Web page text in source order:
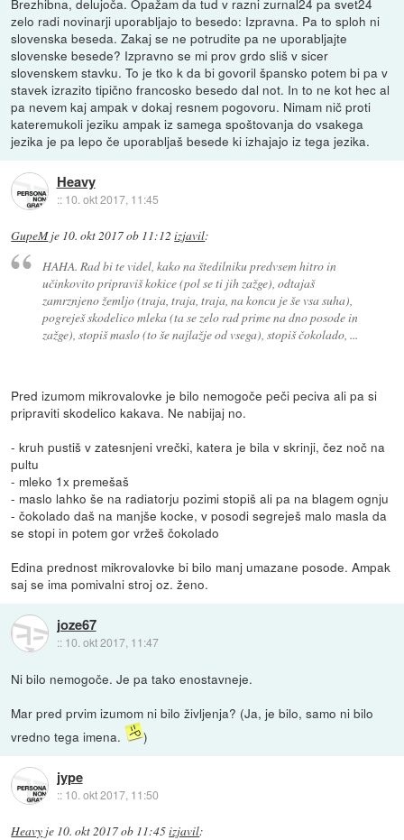
zelo radi novinarji uporabljajo to besedo: Izpravna. Pa to sploh ni
slovenska beseda. Zakaj se ne potrudite pa ne uporabljajte
slovenske besede? Izpravno se mi prov grdo sliš v sicer
slovenskem stavku. To je tko k da bi govoril špansko potem bi pa v
stavek izrazito tipično francosko besedo dal not. In to ne kot hec al
pa nevem kaj ampak v dokaj resnem pogovoru. Nimam nič proti
kateremukoli jeziku ampak iz samega spoštovanja do vsakega
jezika je pa lepo če uporabljaš besede ki izhajajo iz tega jezika.
Heavy
:: 10. okt 2017, 11:45
GupeMje 10. okt 2017 ob 11:12 izjavil:
HAHA. Rad bi te videl, kako na štedilniku predvsem hitro in
učinkovito pripraviš kokice (pol se ti jih zažge), odtajaš
zamrznjeno žemljo (traja, traja, traja, na koncu je še vsa suha),
pogreješ skodelico mleka (ta se zelo rad prime na dno posode in
zažge), stopiš maslo (to še najlažje od vsega), stopiš čokolado, ...
Pred izumom mikrovalovke je bilo nemogoče peči peciva ali pa si
pripraviti skodelico kakava. Ne nabijaj no.
- kruh pustiš v zatesnjeni vrečki, katera je bila v skrinji, čez noč na
pultu
- mleko 1x premešaš
- maslo lahko še na radiatorju pozimi stopiš ali pa na blagem ognju
- čokolado daš na manjše kocke, v posodi segreješ malo masla da
se stopi in potem gor vržeš čokolado
Edina prednost mikrovalovke bi bilo manj umazane posode. Ampak
saj se ima pomivalni stroj oz. ženo.
joze67
:: 10. okt 2017, 11:47
Ni bilo nemogoče. Je pa tako enostavneje.
Mar pred prvim izumom ni bilo življenja? (Ja, je bilo, samo ni bilo
vredno tega imena.
)
jype
:: 10. okt 2017, 11:50
Heavy je 10. okt 2017 ob 11:45izjavil: